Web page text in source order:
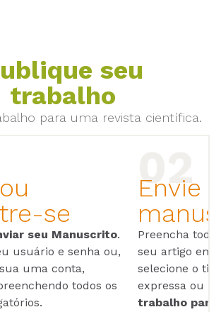
seu
trabalho
para uma revista científica.
se
seu Manuscrito.
usuário e senha ou,
uma conta,
todos os
Envie
Preencha
seu artigo em
selecione o
expressa ou
trabalho para